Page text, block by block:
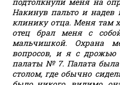
Накинув пальто и
клинику отца. Меня там
отец брал меня с
мальчишкой. Охрана
вопросов, и я с
палаты № 7. Палата
столом, где обычно